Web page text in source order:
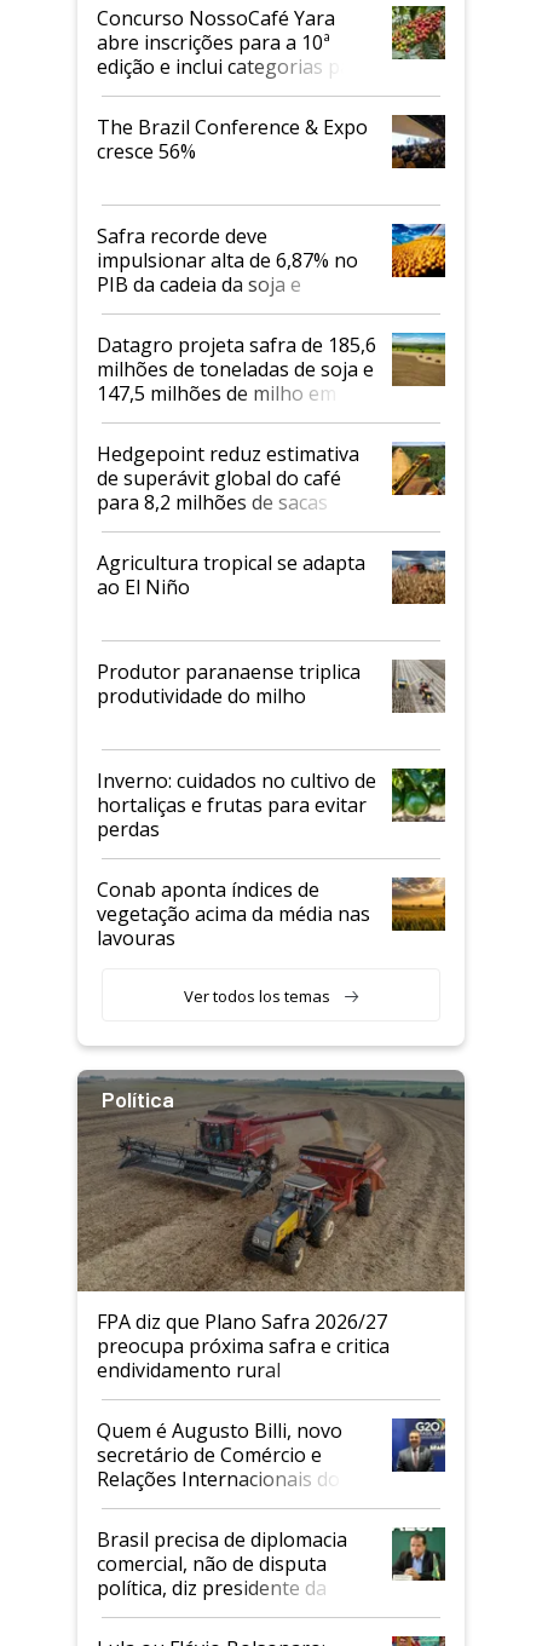
Concurso NossoCafé Yara
abre inscrições para a 10ª
edição e inclui categorias para
cafés Canephora
The Brazil Conference & Expo
cresce 56%
Safra recorde deve
impulsionar alta de 6,87% no
PIB da cadeia da soja e
biodiesel em 2026
Datagro projeta safra de 185,6
milhões de toneladas de soja e
147,5 milhões de milho em
2026/27
Hedgepoint reduz estimativa
de superávit global do café
para 8,2 milhões de sacas
Agricultura tropical se adapta
ao El Niño
Produtor paranaense triplica
produtividade do milho
Inverno: cuidados no cultivo de
hortaliças e frutas para evitar
perdas
Conab aponta índices de
vegetação acima da média nas
lavouras
Ver todos los temas
Política
FPA diz que Plano Safra 2026/27
preocupa próxima safra e critica
endividamento rural
Quem é Augusto Billi, novo
secretário de Comércio e
Relações Internacionais do
Mapa
Brasil precisa de diplomacia
comercial, não de disputa
política, diz presidente da
Faesp